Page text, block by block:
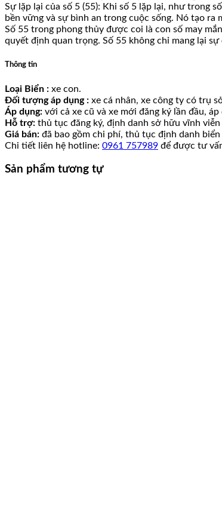
Sự lặp lại của số 5 (55): Khi số 5 lặp lại, như trong
bền vững và sự bình an trong cuộc sống. Nó tạo
Số 55 trong phong thủy được coi là con số may
quyết định quan trọng. Số 55 không chỉ mang lại
Thông tin
Loại Biển : xe con.
Đối tượng áp dụng : xe cá nhân, xe công ty có trụ
Áp dụng: với cả xe cũ và xe mới đăng ký lần đầu,
Hỗ trợ: thủ tục đăng ký, định danh sở hữu vĩnh
Giá bán: đã bao gồm chi phí, thủ tục định danh
Chi tiết liên hệ hotline: 0961 757989 để được tư
Sản phẩm tương tự